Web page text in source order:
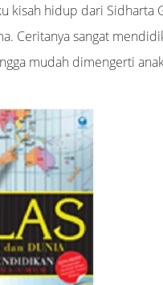
kisah hidup dari Sidharta
Ceritanya sangat
mudah dimengerti